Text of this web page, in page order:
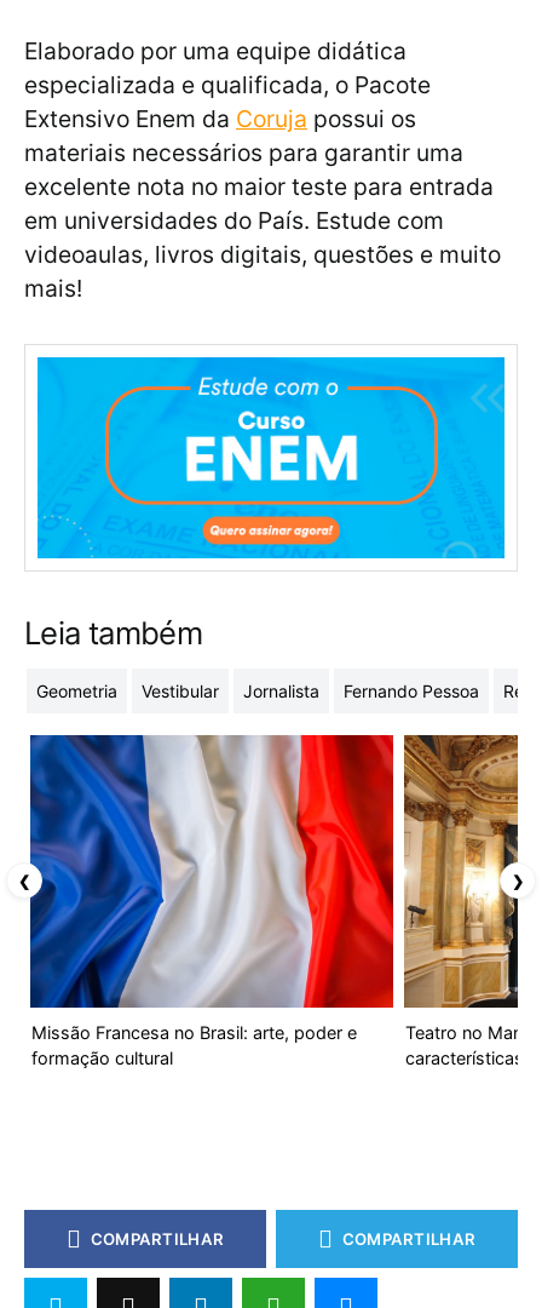
Elaborado por uma equipe didática
especializada e qualificada, o Pacote
Extensivo Enem da Coruja possui os
materiais necessários para garantir uma
excelente nota no maior teste para entrada
em universidades do País. Estude com
videoaulas, livros digitais, questões e muito
mais!
Leia também
Geometria Vestibular Jornalista Fernando Pessoa
Missão Francesa no Brasil: arte, poder e
formação cultural
Teatro no
características
❮ ❯
COMPARTILHAR COMPARTILHAR